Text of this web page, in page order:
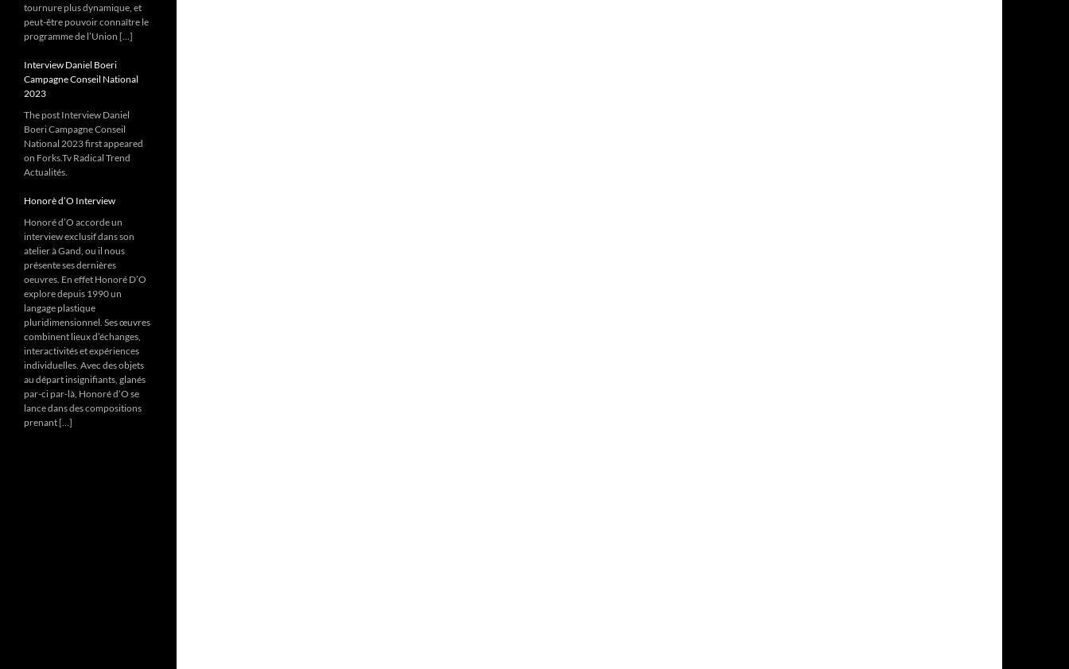
tournure plus dynamique, et
peut-être pouvoir connaître le
programme de l’Union […]
Interview Daniel Boeri
Campagne Conseil National
2023
The post Interview Daniel
Boeri Campagne Conseil
National 2023 first appeared
on Forks.Tv Radical Trend
Actualités.
Honorè d’O Interview
Honoré d’O accorde un
interview exclusif dans son
atelier à Gand, ou il nous
présente ses dernières
oeuvres. En effet Honoré D’O
explore depuis 1990 un
langage plastique
pluridimensionnel. Ses œuvres
combinent lieux d’échanges,
interactivités et expériences
individuelles. Avec des objets
au départ insignifiants, glanés
par-ci par-là, Honoré d’O se
lance dans des compositions
prenant […]